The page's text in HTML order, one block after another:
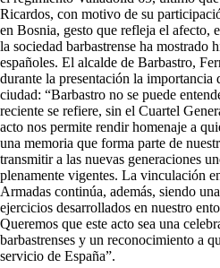
Ricardos, con motivo de su
en Bosnia, gesto que refleja el afecto,
la sociedad barbastrense ha mostrado
españoles. El alcalde de Barbastro,
durante la presentación la
ciudad: “Barbastro no se puede
reciente se refiere, sin el Cuartel
acto nos permite rendir homenaje a
una memoria que forma parte de
transmitir a las nuevas generaciones
plenamente vigentes. La vinculación
Armadas continúa, además, siendo
ejercicios desarrollados en nuestro
Queremos que este acto sea una
barbastrenses y un reconocimiento a
servicio de España”.